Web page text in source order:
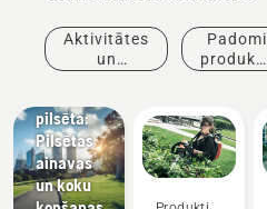
Aktivitātes
un
Padomi
produktu
un preses
relīzes
Husqvarna
pilsēta:
Pilsētas
ainavas
un koku